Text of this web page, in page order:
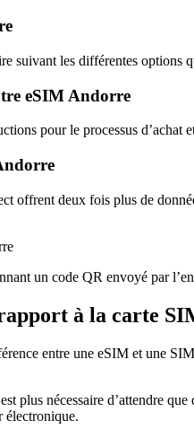
suivant les différentes options
eSIM Andorre
pour le processus
offrent deux fois plus de
un code QR envoyé par
à la carte
entre une eSIM et une
plus nécessaire d’attendre
électronique.